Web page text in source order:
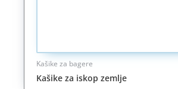
Kašike za bagere
Kašike za iskop zemlje